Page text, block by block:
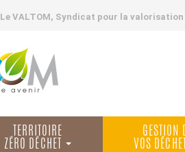
Le VALTOM, Syndicat pour la
TERRITOIRE
ZÉRO DÉCHET
GESTION
VOS